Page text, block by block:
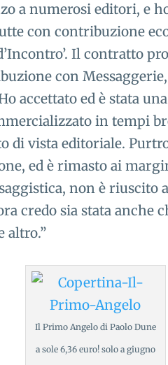
a numerosi editori, e
con contribuzione
Il contratto
con
accettato ed è stata
in tempi
di vista editoriale.
ed è rimasto ai
non è riuscito
credo sia stata anche
altro.”
Il Primo Angelo di Paolo Dune
a sole 6,36 euro! solo a giugno